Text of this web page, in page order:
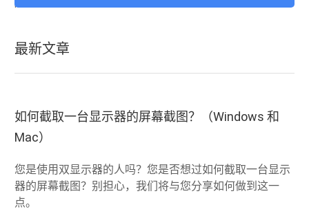
iTunes的
iOS恢复模式
Android的ROM
越狱
升级
冻结
最新文章
如何截取一台显示器的屏幕截图？（Windows 和
Mac）
您是使用双显示器的人吗？您是否想过如何截取一台显示
器的屏幕截图？别担心，我们将与您分享如何做到这一
点。